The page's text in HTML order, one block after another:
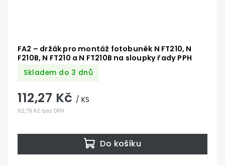
FA2 – držák pro montáž fotobuněk N FT210, N
F210B, N FT210 a N FT210B na sloupky řady PPH
Skladem do 3 dnů
92,79 Kč bez DPH
112,27 Kč / KS
Do košíku